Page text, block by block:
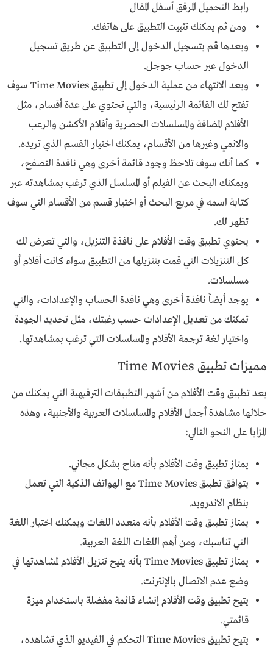
رابط التحميل المرفق أسفل المقال
ومن ثم يمكنك تثبيت التطبيق على هاتفك.
وبعدها قم بتسجيل الدخول إلى التطبيق عن طريق تسجيل
الدخول عبر حساب جوجل.
وبعد الانتهاء من عملية الدخول إلى تطبيق Time Movies سوف
تفتح لك القائمة الرئيسية، والتي تحتوي على عدة أقسام، مثل
الأفلام المضافة والمسلسلات الحصرية وأفلام الأكشن والرعب
والانمي وغيرها من الأقسام، يمكنك اختيار القسم الذي تريده.
كما أنك سوف تلاحظ وجود قائمة أخرى وهي نافدة التصفح،
ويمكنك البحث عن الفيلم أو المسلسل الذي ترغب بمشاهدته عبر
كتابة اسمه في مربع البحث أو اختيار قسم من الأقسام التي سوف
تظهر لك.
يحتوي تطبيق وقت الأفلام على نافذة التنزيل، والتي تعرض لك
كل التنزيلات التي قمت بتنزيلها من التطبيق سواء كانت أفلام أو
مسلسلات.
يوجد أيضاً نافذة أخرى وهي نافدة الحساب والإعدادات، والتي
تمكنك من تعديل الإعدادات حسب رغبتك، مثل تحديد الجودة
واختيار لغة ترجمة الأفلام والمسلسلات التي ترغب بمشاهدتها.
مميزات تطبيق Time Movies
يعد تطبيق وقت الأفلام من أشهر التطبيقات الترفيهية التي يمكنك من
خلالها مشاهدة أجمل الأفلام والمسلسلات العربية والأجنبية، وهذه
المزايا على النحو التالي:
يمتاز تطبيق وقت الأفلام بأنه متاح بشكل مجاني.
يتوافق تطبيق Time Movies مع الهواتف الذكية التي تعمل
بنظام الاندرويد.
يمتاز تطبيق وقت الأفلام بأنه متعدد اللغات ويمكنك اختيار اللغة
التي تناسبك، ومن أهم اللغات اللغة العربية.
يمتاز تطبيق Time Movies بأنه يتيح تنزيل الأفلام لمشاهدتها في
وضع عدم الاتصال بالإنترنت.
يتيح تطبيق وقت الأفلام إنشاء قائمة مفضلة باستخدام ميزة
قائمتي.
يتيح تطبيق Time Movies التحكم في الفيديو الذي تشاهده،